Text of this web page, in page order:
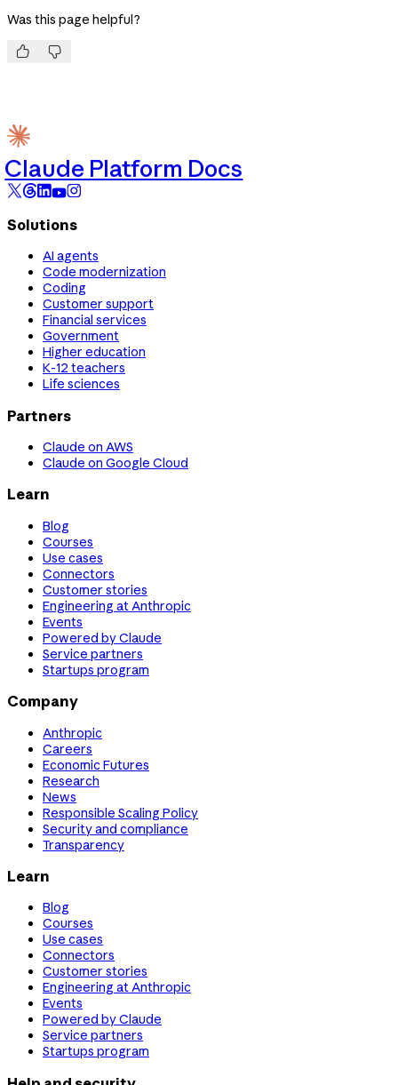
Was this page helpful?
 
Claude Platform Docs
Solutions
AI agents
Code modernization
Coding
Customer support
Financial services
Government
Higher education
K-12 teachers
Life sciences
Partners
Claude on AWS
Claude on Google Cloud
Learn
Blog
Courses
Use cases
Connectors
Customer stories
Engineering at Anthropic
Events
Powered by Claude
Service partners
Startups program
Company
Anthropic
Careers
Economic Futures
Research
News
Responsible Scaling Policy
Security and compliance
Transparency
Learn
Blog
Courses
Use cases
Connectors
Customer stories
Engineering at Anthropic
Events
Powered by Claude
Service partners
Startups program